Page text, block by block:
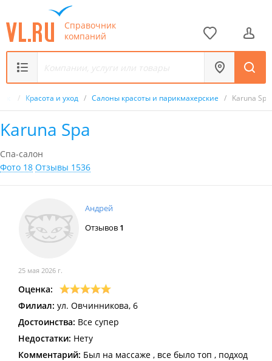
Справочник
компаний
/ Красота и уход / Салоны красоты и парикмахерские / Karuna Spa
Karuna Spa
Спа-салон
Фото 18 Отзывы 1536
Андрей
Отзывов 1
25 мая 2026 г.
Оценка:
Филиал: ул. Овчинникова, 6
Достоинства: Все супер
Недостатки: Нету
Комментарий: Был на массаже , все было топ , подход